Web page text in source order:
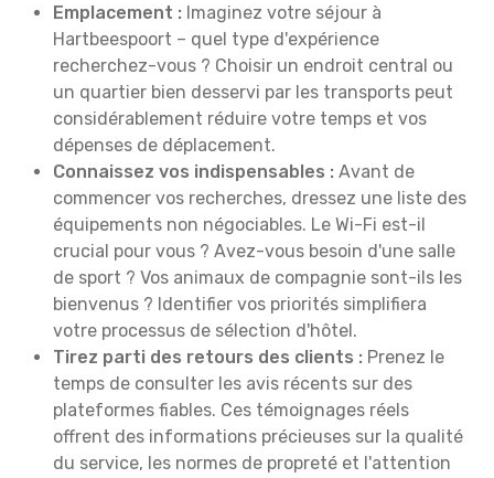
Emplacement : Imaginez votre séjour à
Hartbeespoort – quel type d'expérience
recherchez-vous ? Choisir un endroit central ou
un quartier bien desservi par les transports peut
considérablement réduire votre temps et vos
dépenses de déplacement.
Connaissez vos indispensables : Avant de
commencer vos recherches, dressez une liste des
équipements non négociables. Le Wi-Fi est-il
crucial pour vous ? Avez-vous besoin d'une salle
de sport ? Vos animaux de compagnie sont-ils les
bienvenus ? Identifier vos priorités simplifiera
votre processus de sélection d'hôtel.
Tirez parti des retours des clients : Prenez le
temps de consulter les avis récents sur des
plateformes fiables. Ces témoignages réels
offrent des informations précieuses sur la qualité
du service, les normes de propreté et l'attention